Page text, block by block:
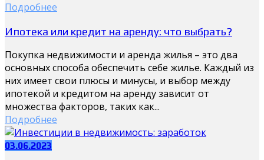
Подробнее
Ипотека или кредит на аренду: что выбрать?
Покупка недвижимости и аренда жилья – это два
основных способа обеспечить себе жилье. Каждый из
них имеет свои плюсы и минусы, и выбор между
ипотекой и кредитом на аренду зависит от
множества факторов, таких как...
Подробнее
03.06.2023